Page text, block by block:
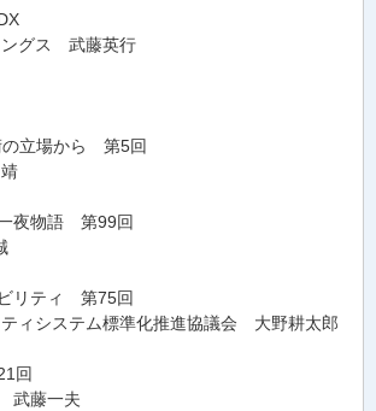
ングス 武藤英行
の立場から 第5回
夜物語 第99回
リティ 第75回
ィシステム標準化推進協議会 大野耕太郎
回
武藤一夫